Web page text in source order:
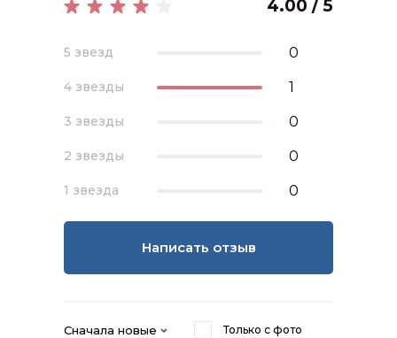
4.00 / 5
5 звезд 0
4 звезды 1
3 звезды 0
2 звезды 0
1 звезда 0
Написать отзыв
Сначала новые Только с фото